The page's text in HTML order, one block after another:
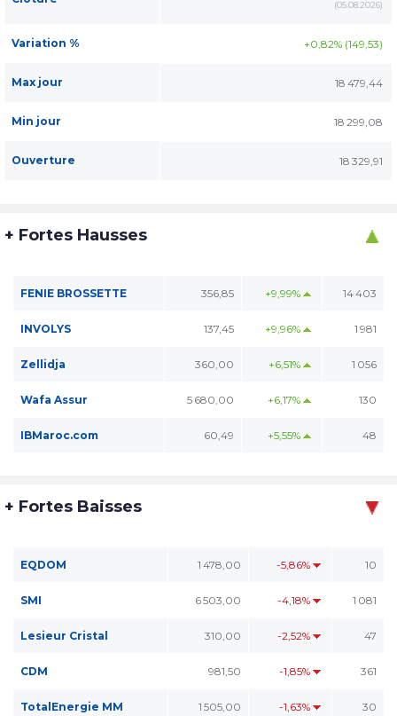
(05.08.2026)
Variation % +0,82% (149,53)
Max jour 18 479,44
Min jour 18 299,08
Ouverture 18 329,91
+ Fortes Hausses
FENIE BROSSETTE 356,85 +9,99% 14 403
INVOLYS 137,45 +9,96% 1 981
Zellidja 360,00 +6,51% 1 056
Wafa Assur 5 680,00 +6,17% 130
IBMaroc.com 60,49 +5,55% 48
+ Fortes Baisses
EQDOM 1 478,00 -5,86% 10
SMI 6 503,00 -4,18% 1 081
Lesieur Cristal 310,00 -2,52% 47
CDM 981,50 -1,85% 361
TotalEnergie MM 1 505,00 -1,63% 30